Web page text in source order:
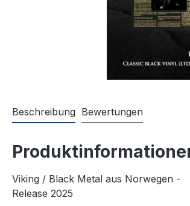
Beschreibung Bewertungen
Viking / Black Metal aus Norwegen -
Release 2025